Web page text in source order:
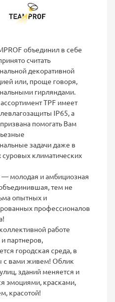
объединил в себе
считать
декоративной
или, проще говоря,
гирляндами.
TPF имеет
IP65, а
помогать Вам
задачи даже в
суровых климатических
— молодая и амбициозная
тем не
опытных и
профессионалов
работе
партнеров,
городская среда, в
с вами живем! Облик
зданий меняется и
эмоциями, красками,
красотой!